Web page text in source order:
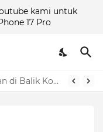
kami untuk
17 Pro
Ustaz Don: Menegakkan Kebenaran di Balik Kontroversi